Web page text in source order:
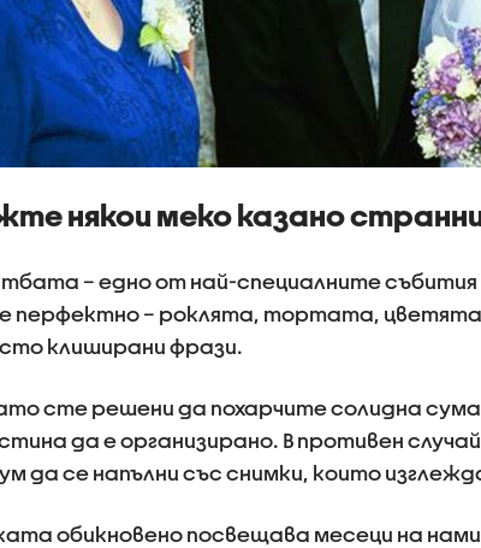
някои меко казано
– едно от най-специалните
перфектно – роклята, тортата,
клиширани фрази.
сте решени да похарчите солидна
да е организирано. В противен
да се напълни със снимки, които
обикновено посвещава месеци на